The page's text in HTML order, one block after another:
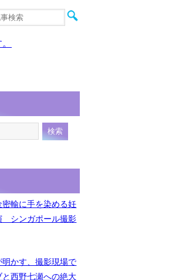
音楽
密輸に手を染める妊
シンガポール撮影
明かす、撮影現場で
と西野七瀬への絶大